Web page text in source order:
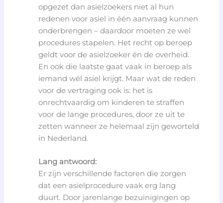
opgezet dan asielzoekers niet al hun
redenen voor asiel in één aanvraag kunnen
onderbrengen – daardoor moeten ze wel
procedures stapelen. Het recht op beroep
geldt voor de asielzoeker én de overheid.
En ook die laatste gaat vaak in beroep als
iemand wél asiel krijgt. Maar wat de reden
voor de vertraging ook is: het is
onrechtvaardig om kinderen te straffen
voor de lange procedures, door ze uit te
zetten wanneer ze helemaal zijn geworteld
in Nederland.
Lang antwoord:
Er zijn verschillende factoren die zorgen
dat een asielprocedure vaak erg lang
duurt. Door jarenlange bezuinigingen op